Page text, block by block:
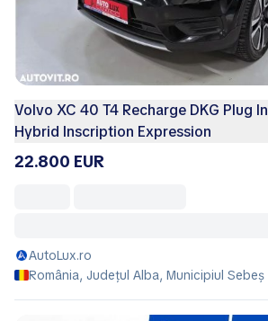
Volvo XC 40 T4 Recharge DKG Plug In
Hybrid Inscription Expression
22.800 EUR
AutoLux.ro
România, Județul Alba, Municipiul Sebeş